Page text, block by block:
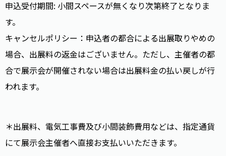
申込受付期間: 小間スペースが無くなり次第終了となりま
す。
キャンセルポリシー：申込者の都合による出展取りやめの
場合、出展料の返金はございません。ただし、主催者の都
合で展示会が開催されない場合は出展料金の払い戻しが行
われます。
＊出展料、電気工事費及び小間装飾費用などは、指定通貨
にて展示会主催者へ直接お支払いいただきます。